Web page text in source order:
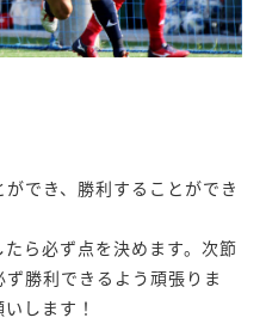
でき、勝利することができ
ら必ず点を決めます。次節
勝利できるよう頑張りま
します！